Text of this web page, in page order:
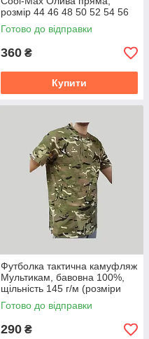
розмір 44 46 48 50 52 54 56
58 60
Готово до відправки
360 ₴
Купити
Футболка тактична камуфляж
Мультикам, бавовна 100%,
щільність 145 г/м (розміри
46-66) 52
Готово до відправки
290 ₴